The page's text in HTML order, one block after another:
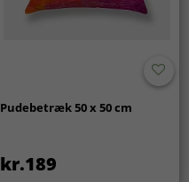
Pudebetræk 50 x 50 cm
kr.189